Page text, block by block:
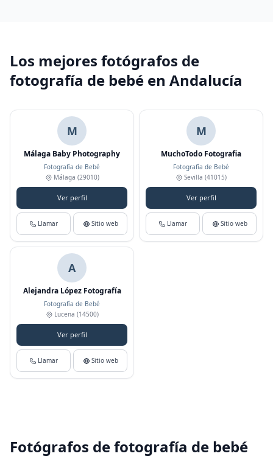
Los mejores fotógrafos de
fotografía de bebé en Andalucía
M
Málaga Baby Photography
Fotografía de Bebé
Málaga (29010)
Ver perfil
Llamar Sitio web
M
MuchoTodo Fotografia
Fotografía de Bebé
Sevilla (41015)
Ver perfil
Llamar Sitio web
A
Alejandra López Fotografía
Fotografía de Bebé
Lucena (14500)
Ver perfil
Llamar Sitio web
Fotógrafos de fotografía de bebé